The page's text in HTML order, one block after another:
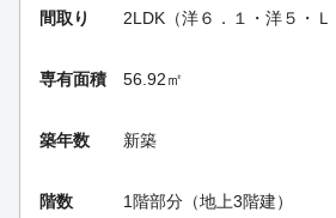
間取り 2LDK（洋６．１・洋５・Ｌ
専有面積 56.92㎡
築年数 新築
階数 1階部分（地上3階建）